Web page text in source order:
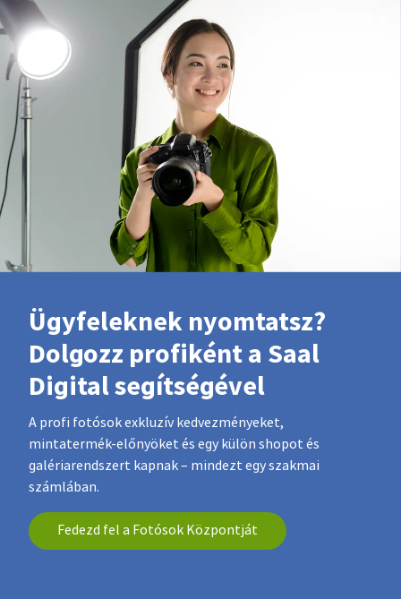
Ügyfeleknek nyomtatsz?
Dolgozz profiként a Saal
Digital segítségével
A profi fotósok exkluzív kedvezményeket,
mintatermék-előnyöket és egy külön shopot és
galériarendszert kapnak – mindezt egy szakmai
számlában.
Fedezd fel a Fotósok Központját